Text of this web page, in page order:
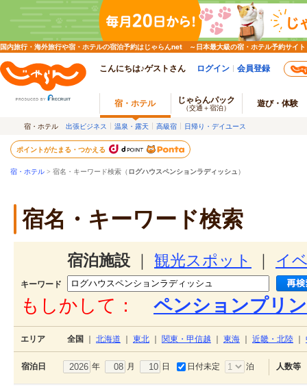
国内旅行・海外旅行や宿・ホテルの宿泊予約はじゃらんnet ～日本最大級の宿・ホテル予約サイト
こんにちは♪ゲストさん ログイン 会員登録
宿・ホテル じゃらんパック
（交通＋宿泊） 遊び・体験
宿・ホテル 出張ビジネス 温泉・露天 高級宿 日帰り・デイユース
ポイントがたまる・つかえる
宿・ホテル > 宿名・キーワード検索（ ログハウスペンションラディッシュ ）
宿名・キーワード検索
宿泊施設 観光スポット イ
キーワード
もしかして： ペンションプリ
エリア 全国 北海道 東北 関東・甲信越 東海 近畿・北陸
宿泊日 年 月 日 日付未定 泊 人数等